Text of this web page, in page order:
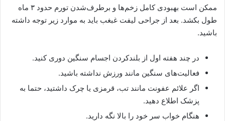
ممکن است بهبودی کامل زخم‌ها و برطرف‌شدن تورم حدود ۳ ماه
طول بکشد. بعد از جراحی لیفت غبغب باید به موارد زیر توجه داشته
باشید.
در چند هفته اول از بلندکردن اجسام سنگین دوری کنید.
فعالیت‌های سنگین مانند ورزش نداشته باشید.
اگر علائم عفونت مانند تب، قرمزی یا چرک داشتید، حتما به
پزشک اطلاع دهید.
هنگام خواب سر خود را بالا نگه دارید.